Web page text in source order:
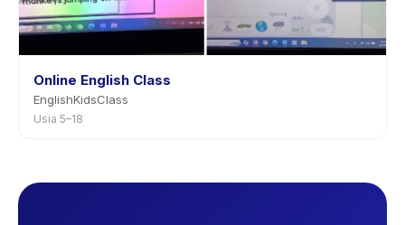
Online English Class
EnglishKidsClass
Usia 5–18